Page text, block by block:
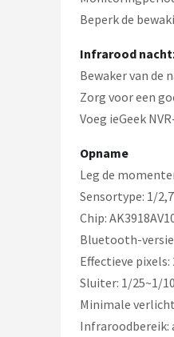
Beperk de
Infrarood
Bewaker van de
Zorg voor een
Voeg ieGeek
Opname
Leg de
Sensortype: 1/
Chip:
Bluetooth-
Effectieve pixels:
Sluiter: 1/25~1/
Minimale